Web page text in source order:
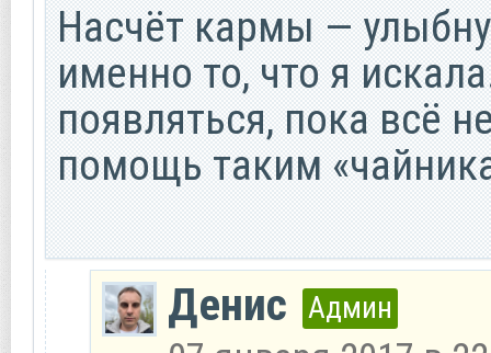
Насчёт кармы —
именно то, что я
появляться, пока всё
помощь таким
Денис Админ